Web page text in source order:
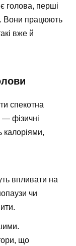
голова, перші
Вони працюють
вже й
спекотна
фізичні
калоріями,
впливати на
чи
що